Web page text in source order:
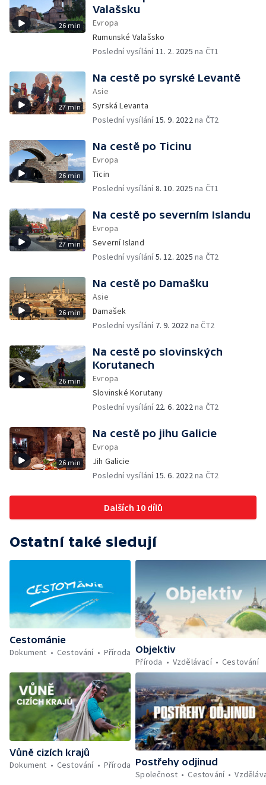
26 min
Valašsku
Evropa
Rumunské Valašsko
Poslední vysílání11. 2. 2025 na ČT1
27 min
Na cestě po syrské Levantě
Asie
Syrská Levanta
Poslední vysílání15. 9. 2022na ČT2
26 min
Na cestě po Ticinu
Evropa
Ticin
Poslední vysílání8. 10. 2025 na ČT1
27 min
Na cestě po severním Islandu
Evropa
Severní Island
Poslední vysílání5. 12. 2025 na ČT2
26 min
Na cestě po Damašku
Asie
Damašek
Poslední vysílání 7. 9. 2022 na ČT2
26 min
Na cestě po slovinských
Korutanech
Evropa
Slovinské Korutany
Poslední vysílání 22. 6. 2022na ČT2
26 min
Na cestě po jihu Galicie
Evropa
Jih Galicie
Poslední vysílání15. 6. 2022na ČT2
Dalších 10 dílů
Ostatní také sledují
Cestománie
Dokument
Cestování Příroda Objektiv
Příroda
Vzdělávací Cestování
Vůně cizích krajů
Dokument
Cestování Příroda Postřehy odjinud
Společnost
Cestování